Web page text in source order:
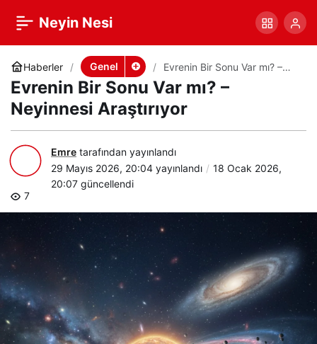
Neyin Nesi
Haberler Genel
Evrenin Bir Sonu Var mı? –
Neyinnesi Araştırıyor
Evrenin Bir Sonu Var mı? –
Neyinnesi Araştırıyor
Emre tarafından yayınlandı
29 Mayıs 2026, 20:04 yayınlandı
18 Ocak 2026,
20:07 güncellendi
7
Evrenin Bir Sonu Var mı?
– Neyinnesi Araştırıyor
Paylaş